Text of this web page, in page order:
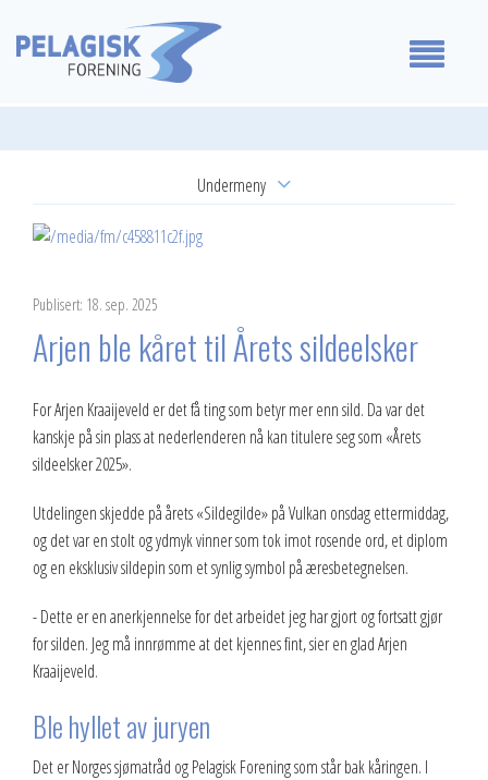
Våre standpunkt
For medlemmer
Undermeny
Årsmøtevedtak
Reguleringsmøte
Publisert: 18. sep. 2025
Arjen ble kåret til Årets sildeelsker
For Arjen Kraaijeveld er det få ting som betyr mer enn sild. Da var det
kanskje på sin plass at nederlenderen nå kan titulere seg som «Årets
sildeelsker 2025».
Utdelingen skjedde på årets «Sildegilde» på Vulkan onsdag ettermiddag,
og det var en stolt og ydmyk vinner som tok imot rosende ord, et diplom
og en eksklusiv sildepin som et synlig symbol på æresbetegnelsen.
- Dette er en anerkjennelse for det arbeidet jeg har gjort og fortsatt gjør
for silden. Jeg må innrømme at det kjennes fint, sier en glad Arjen
Kraaijeveld.
Ble hyllet av juryen
Det er Norges sjømatråd og Pelagisk Forening som står bak kåringen. I